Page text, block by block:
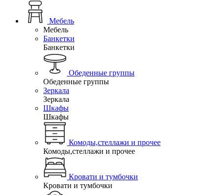
Мебель
Мебель
Банкетки
Банкетки
Обеденные группы
Обеденные группы
Зеркала
Зеркала
Шкафы
Шкафы
Комоды,стеллажи и прочее
Комоды,стеллажи и прочее
Кровати и тумбочки
Кровати и тумбочки